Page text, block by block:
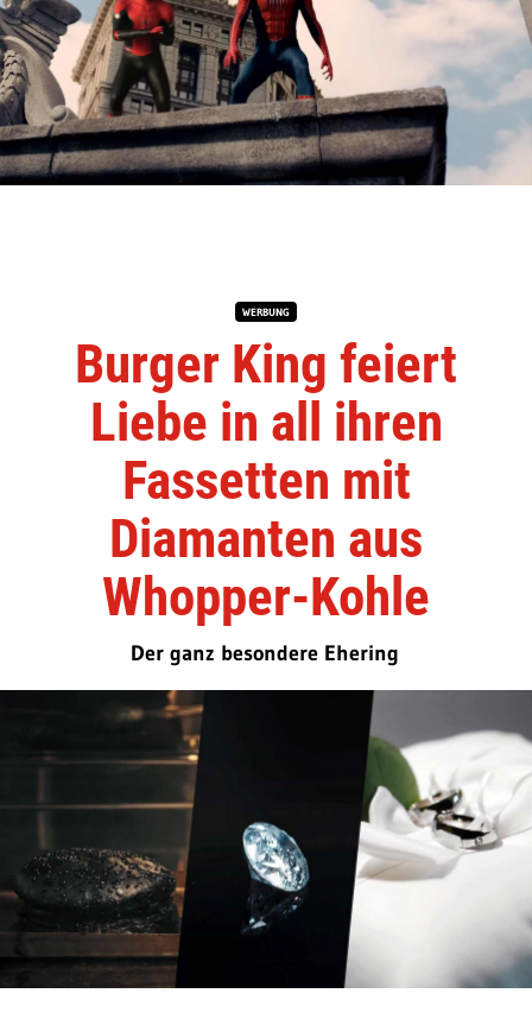
WERBUNG
Burger King feiert
Liebe in all ihren
Fassetten mit
Diamanten aus
Whopper-Kohle
Der ganz besondere Ehering